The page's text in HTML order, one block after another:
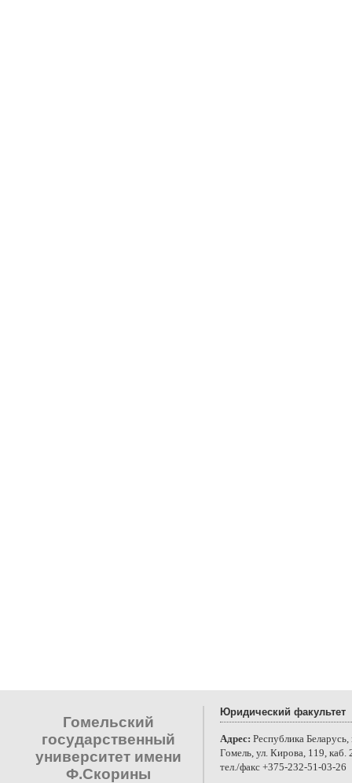
Гомельский
государственный
университет имени
Ф.Скорины
Юридический факультет
Адрес: Республика Беларусь,
Гомель, ул. Кирова, 119, каб.
тел./факс +375-232-51-03-26